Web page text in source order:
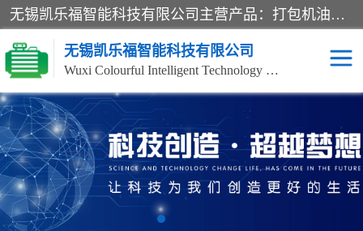
无锡凯乐福智能科技有限公司主营产品：打包机油泵、风冷式油冷却器、液压阀、液压泵、冷却器、过滤器及气动元器件。公司主导生产齿轮泵、齿轮马达、液压阀等产品。共计100多个系列、3000余种规格。覆盖了液压系统的动力元件、控制元件和执行元件，具备较强的成套供货、服务能力。
无锡凯乐福智能科技有限公司
Wuxi Colourful Intelligent Technology Co., Ltd
齿轮泵 机床冷却泵
风冷式油冷却器 叶片泵
液压马达